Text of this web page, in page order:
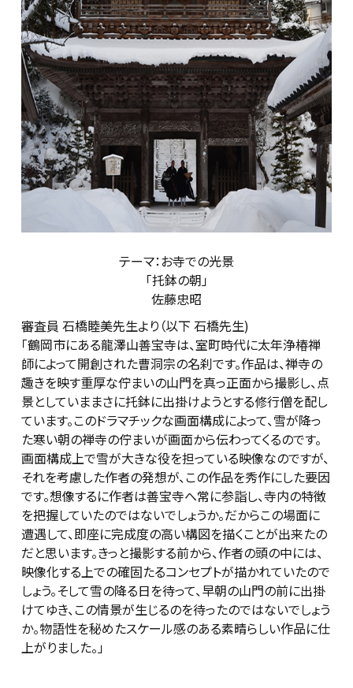
テーマ：お寺での光景
「托鉢の朝」
佐藤忠昭
審査員 石橋睦美先生より（以下 石橋先生)
「鶴岡市にある龍澤山善宝寺は、室町時代に太年浄椿禅
師によって開創された曹洞宗の名刹です。作品は、禅寺の
趣きを映す重厚な佇まいの山門を真っ正面から撮影し、点
景としていままさに托鉢に出掛けようとする修行僧を配し
ています。このドラマチックな画面構成によって、雪が降っ
た寒い朝の禅寺の佇まいが画面から伝わってくるのです。
画面構成上で雪が大きな役を担っている映像なのですが、
それを考慮した作者の発想が、この作品を秀作にした要因
です。想像するに作者は善宝寺へ常に参詣し、寺内の特徴
を把握していたのではないでしょうか。だからこの場面に
遭遇して、即座に完成度の高い構図を描くことが出来たの
だと思います。きっと撮影する前から、作者の頭の中には、
映像化する上での確固たるコンセプトが描かれていたので
しょう。そして雪の降る日を待って、早朝の山門の前に出掛
けてゆき、この情景が生じるのを待ったのではないでしょう
か。物語性を秘めたスケール感のある素晴らしい作品に仕
上がりました。」